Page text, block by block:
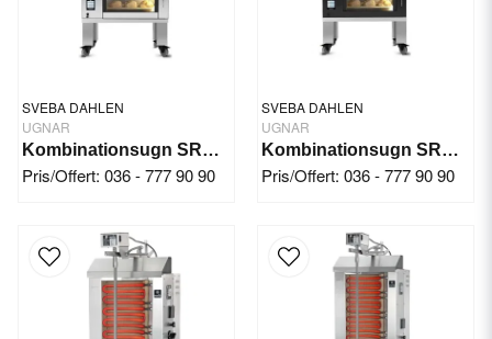
SVEBA DAHLEN
UGNAR
Kombinationsugn SRD130
Pris/Offert: 036 - 777 90 90
SVEBA DAHLEN
UGNAR
Kombinationsugn SRD130 Black
Pris/Offert: 036 - 777 90 90